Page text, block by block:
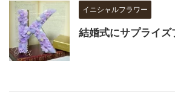
イニシャルフラワー
結婚式にサプライズ